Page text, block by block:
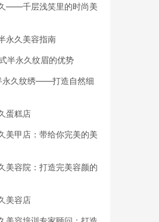
——千层浅笑里的时尚美
永久美容指南
半永久纹眉的优势
永久纹绣——打造自然细
蛋糕店
美甲店：带给你完美的美
美容院：打造完美容颜的
美容店